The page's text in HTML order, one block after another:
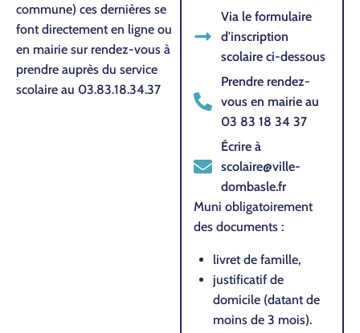
commune) ces dernières se
font directement en ligne ou
en mairie sur rendez-vous à
prendre auprès du service
scolaire au 03.83.18.34.37
Via le formulaire
d'inscription
scolaire ci-dessous
Prendre rendez-
vous en mairie au
03 83 18 34 37
Écrire à
scolaire@ville-
dombasle.fr
Muni obligatoirement
des documents :
livret de famille,
justificatif de
domicile (datant de
moins de 3 mois).